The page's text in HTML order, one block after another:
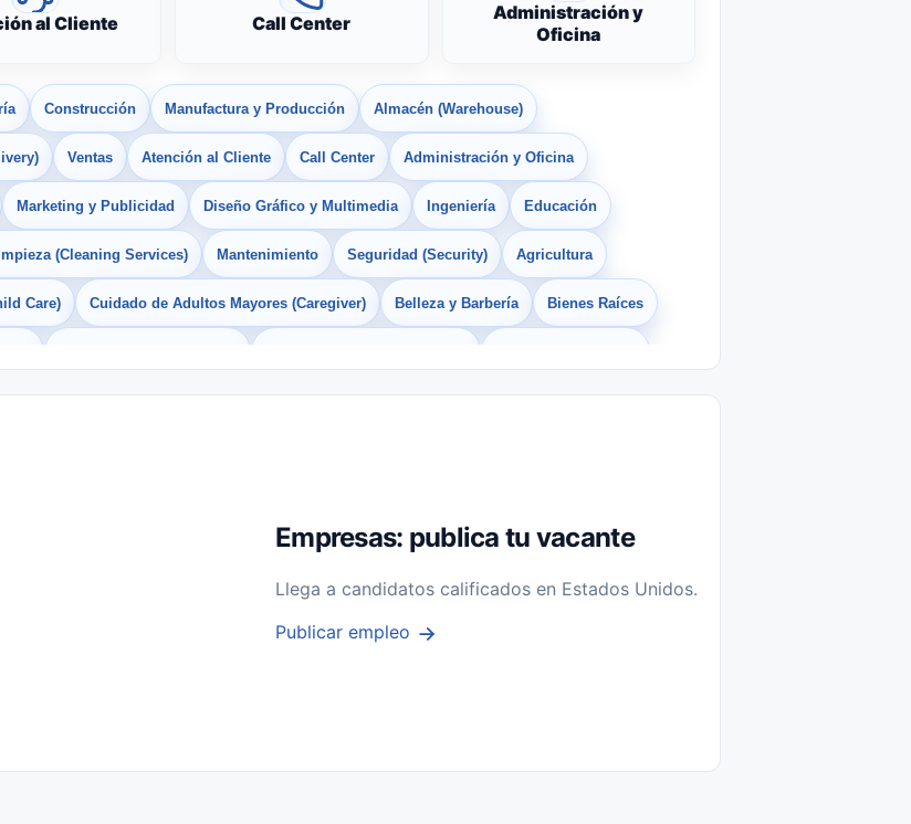
al Cliente Call Center
Administración y
Oficina
Construcción Manufactura y Producción Almacén (Warehouse)
Ventas Atención al Cliente Call Center Administración y Oficina
Marketing y Publicidad Diseño Gráfico y Multimedia Ingeniería Educación
(Cleaning Services) Mantenimiento Seguridad (Security) Agricultura
Care) Cuidado de Adultos Mayores (Caregiver) Belleza y Barbería Bienes Raíces
Estudiantes Empleos Bilingües (English/Spanish) Sin Experiencia
Empresas: publica tu vacante
Llega a candidatos calificados en Estados Unidos.
Publicar empleo